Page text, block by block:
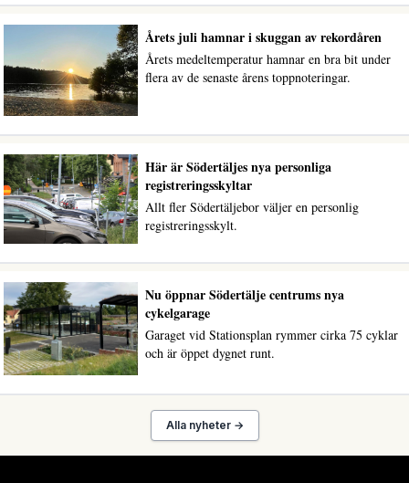
Årets juli hamnar i skuggan av rekordåren
Årets medeltemperatur hamnar en bra bit under
flera av de senaste årens toppnoteringar.
Här är Södertäljes nya personliga
registreringsskyltar
Allt fler Södertäljebor väljer en personlig
registreringsskylt.
Nu öppnar Södertälje centrums nya
cykelgarage
Garaget vid Stationsplan rymmer cirka 75 cyklar
och är öppet dygnet runt.
Alla nyheter →